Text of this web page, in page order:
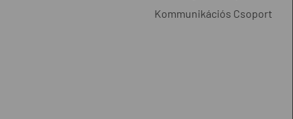
Kommunikációs Csoport